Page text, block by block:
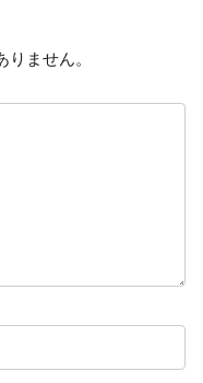
ません。